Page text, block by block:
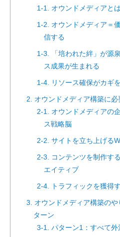
1-1. オウンドメディアと
1-2. オウンドメディア＝
信する
1-3. 「培われた絆」が源
ス成果が生まれる
1-4. リソース確保がカギ
2. オウンドメディア構築に
2-1. オウンドメディアの
ス戦略脳
2-2. サイトを立ち上げる
2-3. コンテンツを制作す
エイティブ
2-4. トラフィックを獲得
3. オウンドメディア構築の
ターン
3-1. パターン1：すべて外